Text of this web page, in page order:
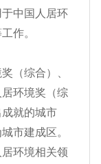
中国人居环
作。
（综合）、
环境奖（综
就的城市
市建成区。
环境相关领